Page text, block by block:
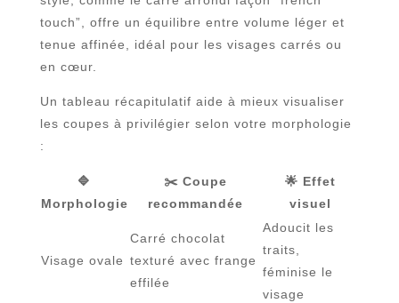
touch”, offre un équilibre entre volume léger et
tenue affinée, idéal pour les visages carrés ou
en cœur.
Un tableau récapitulatif aide à mieux visualiser
les coupes à privilégier selon votre morphologie
:
🔷
Morphologie
✂️ Coupe
recommandée
🌟 Effet
visuel
Visage ovale
Carré chocolat
texturé avec frange
effilée
Adoucit les
traits,
féminise le
visage